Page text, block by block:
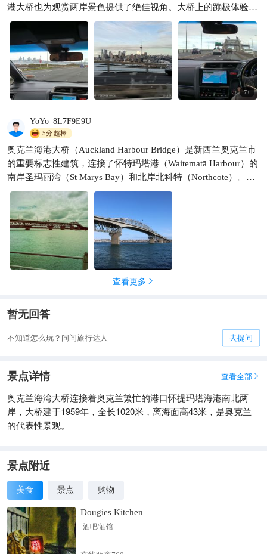
澳纽土著 373
港大桥也为观赏两岸景色提供了绝佳视角。大桥上的蹦极体验也
是深受游客喜爱的极限运动项目之一，值得体验。
7+
YoYo_8L7F9E9U
5分超棒
奥克兰海港大桥（Auckland Harbour Bridge）是新西兰奥克兰市
的重要标志性建筑，连接了怀特玛塔港（Waitematā Harbour）的
南岸圣玛丽湾（St Marys Bay）和北岸北科特（Northcote）。该
桥全长约1,020米，主跨243.8米，是北岛最长的公路桥梁，也是
新西兰第二长的公路桥梁。 历史概览 大桥的建设始于1955年，
并于1959年5月30日正式通车。最初设计为四车道，但由于北岸
地区人口和交通的快速增长，1969年在两侧各增加了两条车道
的“尼普顿悬臂”（Nippon clip-ons），使车道总数增至八条。 结
构特点 大桥采用箱型桁架结构，最高点距水面64米，允许大型
为了适应交通需求和安全标准，进行了多次加固和维护。 旅游与
客可以参与由AJ Hackett公司运营的桥梁攀登活动，登上桥顶，
欣赏奥克兰全景。 此外，还有蹦极跳等极限运动项目，吸引了众
多冒险爱好者。
查看更多 
暂无回答
不知道怎么玩？问问旅行达人 去提问
景点详情 查看全部 
奥克兰海湾大桥连接着奥克兰繁忙的港口怀提玛塔海港南北两
岸，大桥建于1959年，全长1020米，离海面高43米，是奥克兰
的代表性景观。
景点附近
美食 景点 购物
Dougies Kitchen
酒吧/酒馆